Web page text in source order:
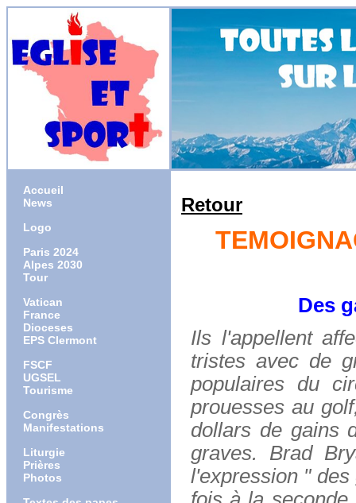
Accueil
News
Logo
Paris 2024
Alpes 2030
Tour
Vatican
France
Dioceses
EPS Clermont
FSCF
UGSEL
Tourisme
Congrès
Manifestations
Liturgie
Prières
Photos
Retour
Des
Ils l'appellent
tristes avec de
populaires du
prouesses au
dollars de gains
graves. Brad
l'expression " des